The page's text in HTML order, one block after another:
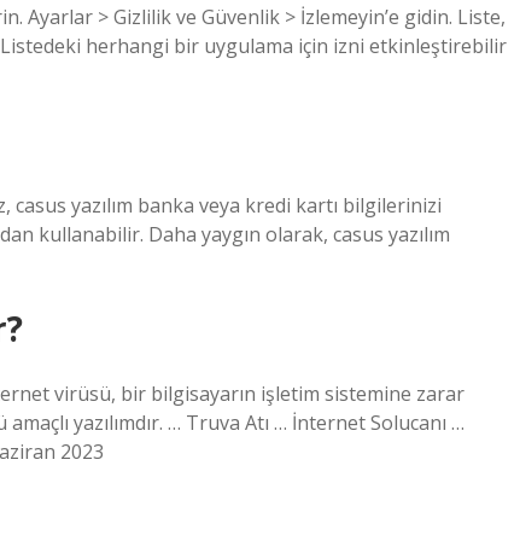
Ayarlar > Gizlilik ve Güvenlik > İzlemeyin’e gidin. Liste,
herhangi bir uygulama için izni etkinleştirebilir
yazılım banka veya kredi kartı bilgilerinizi
kullanabilir. Daha yaygın olarak, casus yazılım
virüsü, bir bilgisayarın işletim sistemine zarar
yazılımdır. … Truva Atı … İnternet Solucanı …
2023